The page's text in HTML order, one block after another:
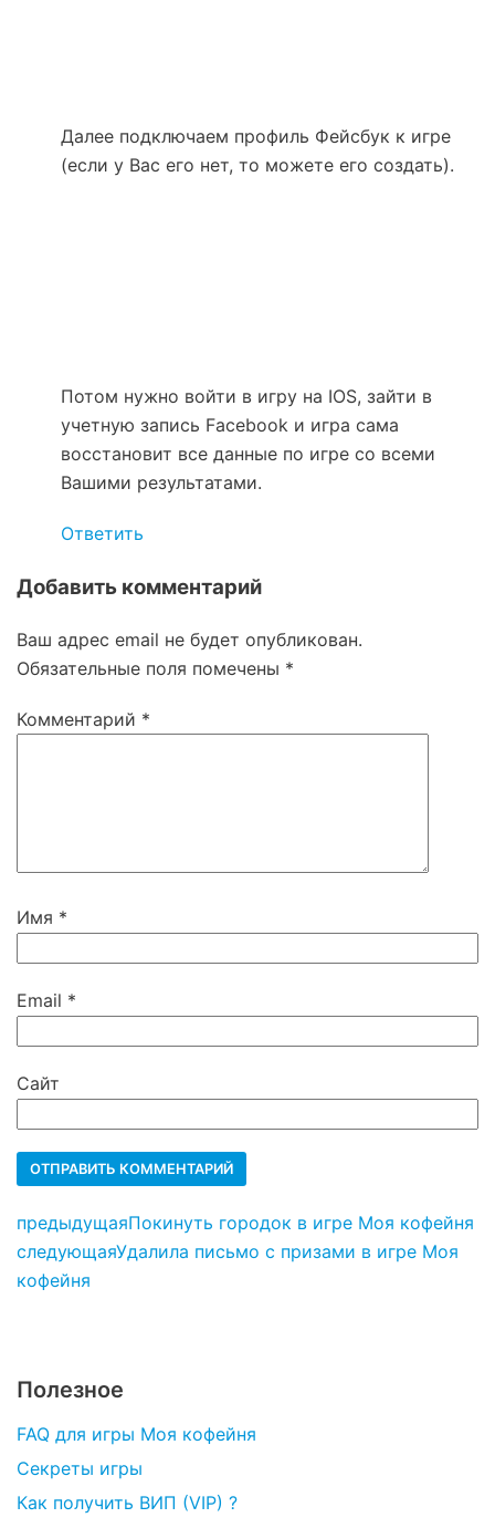
Далее подключаем профиль Фейсбук к игре
(если у Вас его нет, то можете его создать).
Потом нужно войти в игру на IOS, зайти в
учетную запись Facebook и игра сама
восстановит все данные по игре со всеми
Вашими результатами.
Ответить
Добавить комментарий
Ваш адрес email не будет опубликован.
Обязательные поля помечены *
Комментарий *
Имя *
Email *
Сайт
предыдущаяПокинуть городок в игре Моя кофейня
следующаяУдалила письмо с призами в игре Моя
кофейня
Полезное
FAQ для игры Моя кофейня
Секреты игры
Как получить ВИП (VIP) ?